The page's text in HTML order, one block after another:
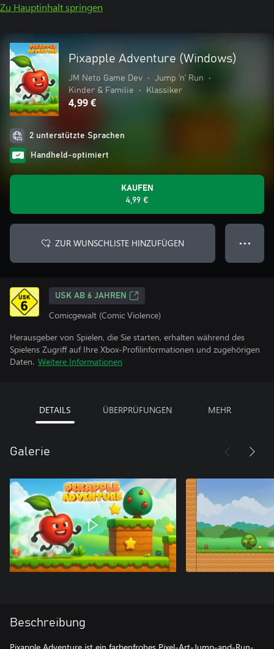
Zu Hauptinhalt springen
Pixapple Adventure (Windows)
JM Neto Game Dev • Jump ’n’ Run
•
Kinder & Familie
• Klassiker
4,99 €
2 unterstützte Sprachen
Handheld-optimiert
KAUFEN
4,99 €
ZUR WUNSCHLISTE HINZUFÜGEN ● ● ●
USK AB 6 JAHREN
Comicgewalt (Comic Violence)
Herausgeber von Spielen, die Sie starten, erhalten während des
Spielens Zugriff auf Ihre Xbox-Profilinformationen und zugehörigen
Daten. Weitere Informationen
DETAILS ÜBERPRÜFUNGEN MEHR
Galerie
Beschreibung